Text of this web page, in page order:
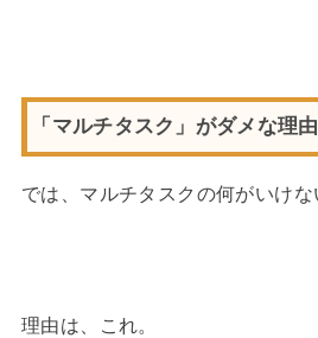
「マルチタスク」がダメな理由
では、マルチタスクの何がいけな
理由は、これ。